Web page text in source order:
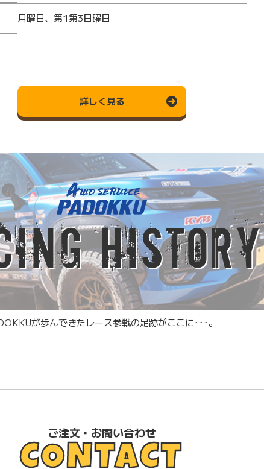
月曜日、第1第3日曜日
詳しく見る
が歩んできたレース参戦の足跡がここに･･･。
ご注文・お問い合わせ
CONTACT